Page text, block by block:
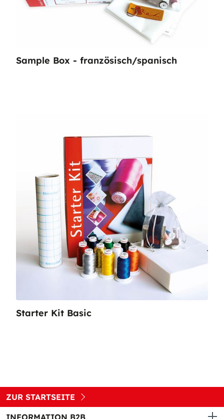
Sample Box - französisch/spanisch
Starter Kit Basic
ZUR STARTSEITE